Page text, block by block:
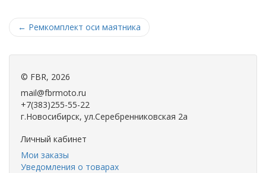
← Ремкомплект оси маятника
© FBR, 2026
mail@fbrmoto.ru
+7(383)255-55-22
г.Новосибирск, ул.Серебренниковская 2а
Личный кабинет
Мои заказы
Уведомления о товарах